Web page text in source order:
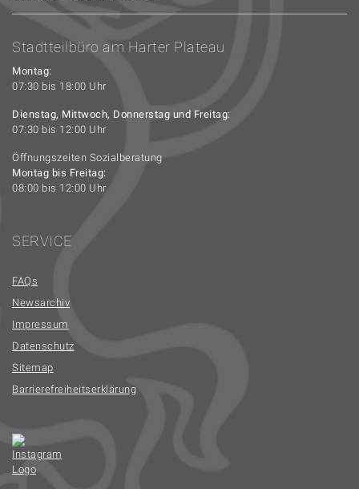
Stadtteilbüro am Harter Plateau
Montag:
07:30 bis 18:00 Uhr
Dienstag, Mittwoch, Donnerstag und Freitag:
07:30 bis 12:00 Uhr
Öffnungszeiten Sozialberatung
Montag bis Freitag:
08:00 bis 12:00 Uhr
SERVICE
FAQs
Newsarchiv
Impressum
Datenschutz
Sitemap
Barrierefreiheitserklärung